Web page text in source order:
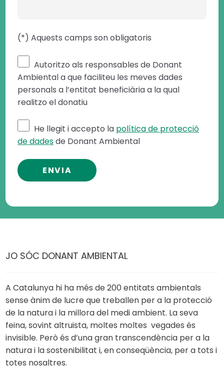
(*) Aquests camps son obligatoris
Autoritzo als responsables de Donant
Ambiental a que faciliteu les meves dades
personals a l’entitat beneficiària a la qual
realitzo el donatiu
He llegit i accepto la política de protecció
de dadesde Donant Ambiental
JO SÓC DONANT AMBIENTAL
A Catalunya hi ha més de 200 entitats ambientals
sense ànim de lucre que treballen per a la protecció
de la natura i la millora del medi ambient. La seva
feina, sovint altruista, moltes moltes vegades és
invisible. Però és d’una gran transcendència per a la
natura i la sostenibilitat i, en conseqüència, per a tots i
totes nosaltres.